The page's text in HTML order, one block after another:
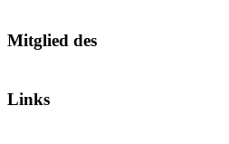
Mitglied des
Links